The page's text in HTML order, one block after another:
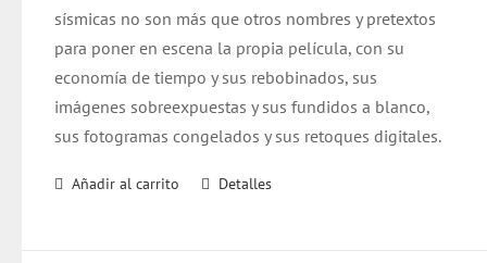
sísmicas no son más que otros nombres y pretextos
para poner en escena la propia película, con su
economía de tiempo y sus rebobinados, sus
imágenes sobreexpuestas y sus fundidos a blanco,
sus fotogramas congelados y sus retoques digitales.
Añadir al carrito Detalles